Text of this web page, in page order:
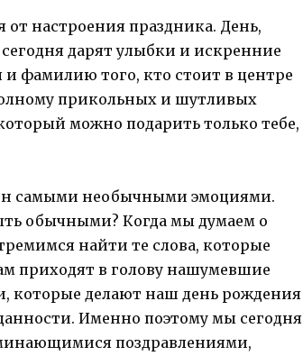
от настроения праздника. День,
дарят улыбки и искренние
и фамилию того, кто стоит в центре
прикольных и шутливых
можно подарить только тебе,
самыми необычными эмоциями.
обычными? Когда мы думаем о
найти те слова, которые
приходят в голову нашумевшие
которые делают наш день рождения
Именно поэтому мы сегодня
поздравлениями,